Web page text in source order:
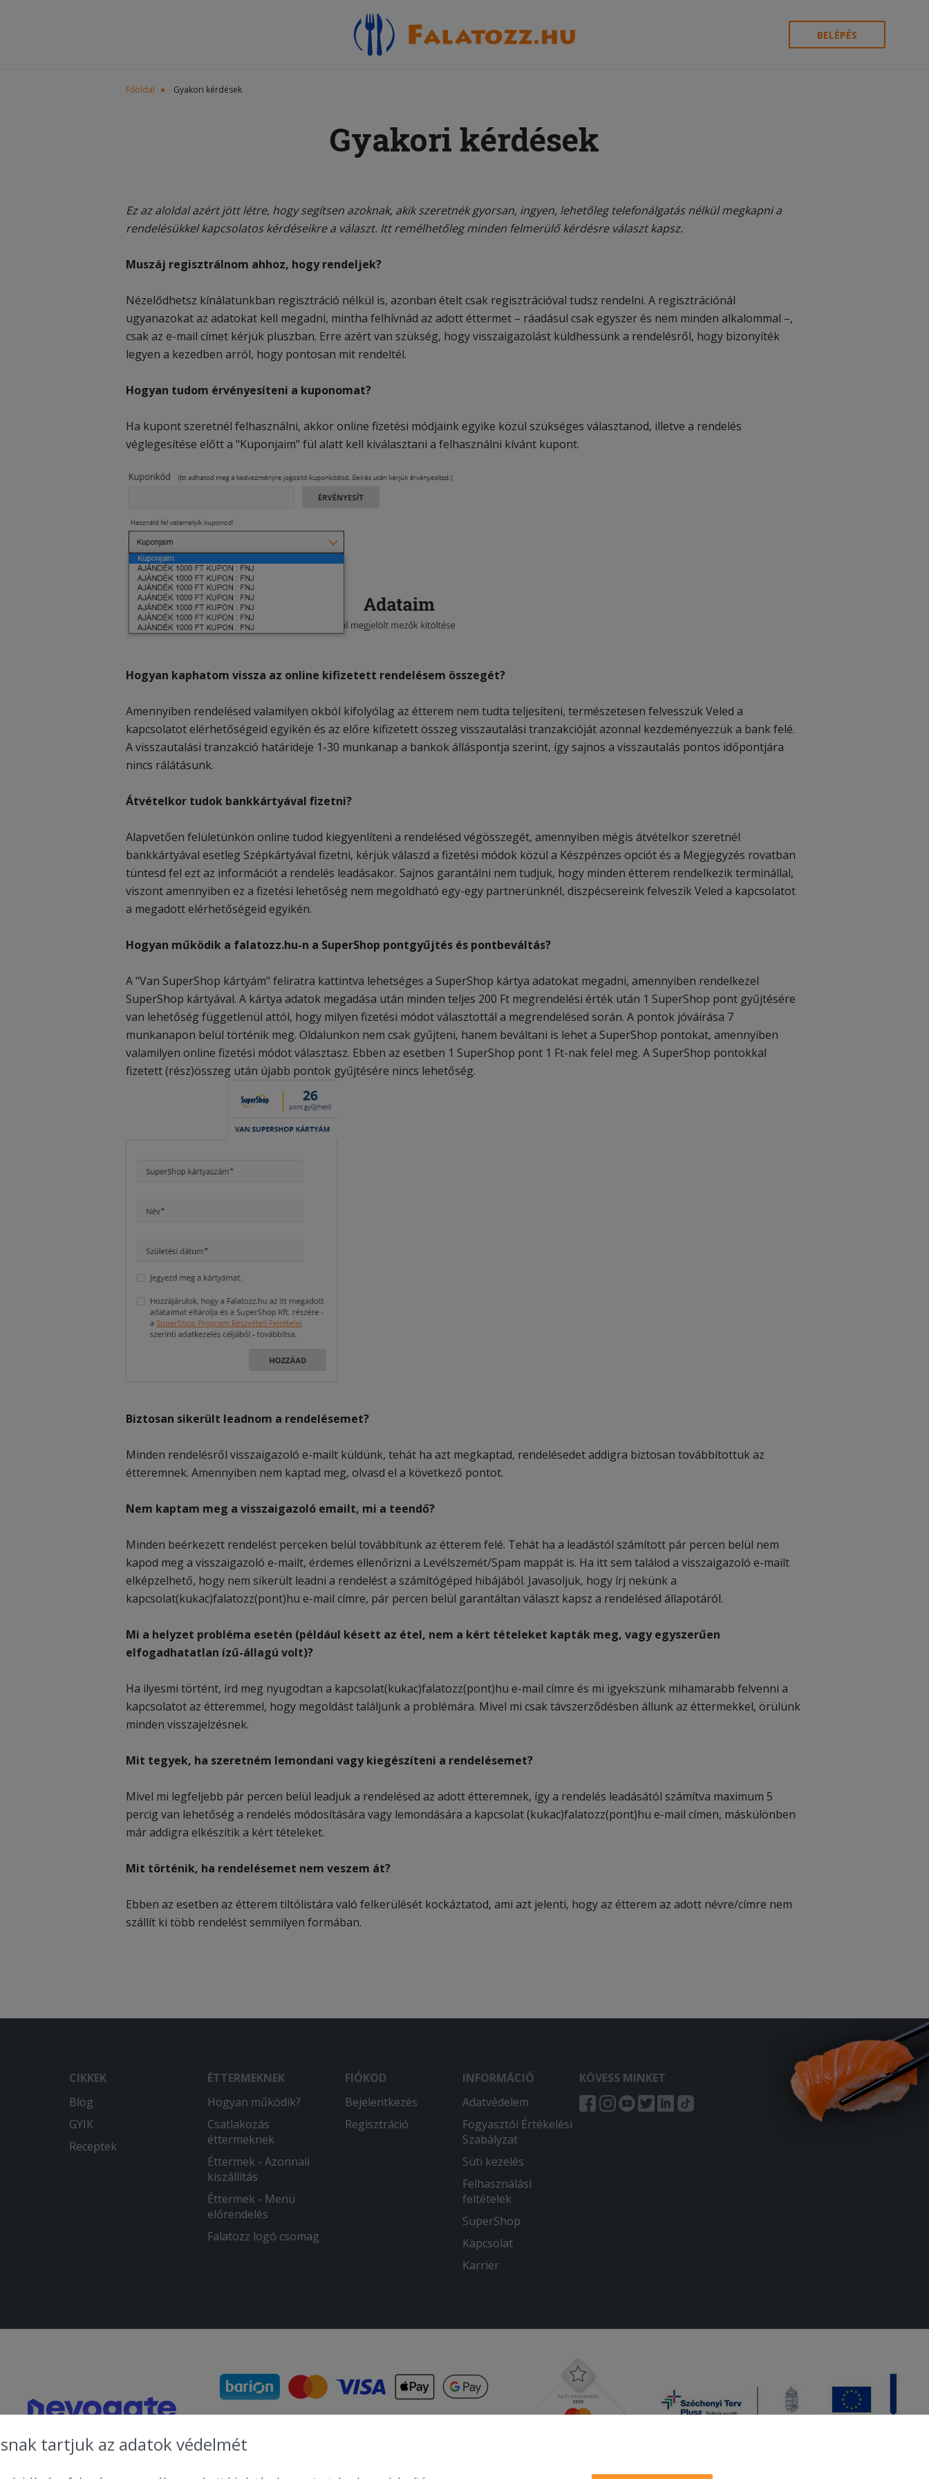
BELÉPÉS
Főoldal Gyakori kérdések
Gyakori kérdések
Ez az aloldal azért jött létre, hogy segítsen azoknak, akik szeretnék gyorsan, ingyen, lehetőleg telefonálgatás nélkül megkapni a
rendelésükkel kapcsolatos kérdéseikre a választ. Itt remélhetőleg minden felmerülő kérdésre választ kapsz.
Muszáj regisztrálnom ahhoz, hogy rendeljek?
Nézelődhetsz kínálatunkban regisztráció nélkül is, azonban ételt csak regisztrációval tudsz rendelni. A regisztrációnál
ugyanazokat az adatokat kell megadni, mintha felhívnád az adott éttermet – ráadásul csak egyszer és nem minden alkalommal –,
csak az e-mail címet kérjük pluszban. Erre azért van szükség, hogy visszaigazolást küldhessünk a rendelésről, hogy bizonyíték
legyen a kezedben arról, hogy pontosan mit rendeltél.
Hogyan tudom érvényesíteni a kuponomat?
Ha kupont szeretnél felhasználni, akkor online fizetési módjaink egyike közül szükséges választanod, illetve a rendelés
véglegesítése előtt a "Kuponjaim" fül alatt kell kiválasztani a felhasználni kívánt kupont.
Hogyan kaphatom vissza az online kifizetett rendelésem összegét?
Amennyiben rendelésed valamilyen okból kifolyólag az étterem nem tudta teljesíteni, természetesen felvesszük Veled a
kapcsolatot elérhetőségeid egyikén és az előre kifizetett összeg visszautalási tranzakcióját azonnal kezdeményezzük a bank felé.
A visszautalási tranzakció határideje 1-30 munkanap a bankok álláspontja szerint, így sajnos a visszautalás pontos időpontjára
nincs rálátásunk.
Átvételkor tudok bankkártyával fizetni?
Alapvetően felületünkön online tudod kiegyenlíteni a rendelésed végösszegét, amennyiben mégis átvételkor szeretnél
bankkártyával esetleg Szépkártyával fizetni, kérjük válaszd a fizetési módok közül a Készpénzes opciót és a Megjegyzés rovatban
tüntesd fel ezt az információt a rendelés leadásakor. Sajnos garantálni nem tudjuk, hogy minden étterem rendelkezik terminállal,
viszont amennyiben ez a fizetési lehetőség nem megoldható egy-egy partnerünknél, diszpécsereink felveszik Veled a kapcsolatot
a megadott elérhetőségeid egyikén.
Hogyan működik a falatozz.hu-n a SuperShop pontgyűjtés és pontbeváltás?
A "Van SuperShop kártyám" feliratra kattintva lehetséges a SuperShop kártya adatokat megadni, amennyiben rendelkezel
SuperShop kártyával. A kártya adatok megadása után minden teljes 200 Ft megrendelési érték után 1 SuperShop pont gyűjtésére
van lehetőség függetlenül attól, hogy milyen fizetési módot választottál a megrendelésed során. A pontok jóváírása 7
munkanapon belül történik meg. Oldalunkon nem csak gyűjteni, hanem beváltani is lehet a SuperShop pontokat, amennyiben
valamilyen online fizetési módot választasz. Ebben az esetben 1 SuperShop pont 1 Ft-nak felel meg. A SuperShop pontokkal
fizetett (rész)összeg után újabb pontok gyűjtésére nincs lehetőség.
Biztosan sikerült leadnom a rendelésemet?
Minden rendelésről visszaigazoló e-mailt küldünk, tehát ha azt megkaptad, rendelésedet addigra biztosan továbbítottuk az
étteremnek. Amennyiben nem kaptad meg, olvasd el a következő pontot.
Nem kaptam meg a visszaigazoló emailt, mi a teendő?
Minden beérkezett rendelést perceken belül továbbítunk az étterem felé. Tehát ha a leadástól számított pár percen belül nem
kapod meg a visszaigazoló e-mailt, érdemes ellenőrizni a Levélszemét/Spam mappát is. Ha itt sem találod a visszaigazoló e-mailt
elképzelhető, hogy nem sikerült leadni a rendelést a számítógéped hibájából. Javasoljuk, hogy írj nekünk a
kapcsolat(kukac)falatozz(pont)hu e-mail címre, pár percen belül garantáltan választ kapsz a rendelésed állapotáról.
Mi a helyzet probléma esetén (például késett az étel, nem a kért tételeket kapták meg, vagy egyszerűen
elfogadhatatlan ízű-állagú volt)?
Ha ilyesmi történt, írd meg nyugodtan a kapcsolat(kukac)falatozz(pont)hu e-mail címre és mi igyekszünk mihamarabb felvenni a
kapcsolatot az étteremmel, hogy megoldást találjunk a problémára. Mivel mi csak távszerződésben állunk az éttermekkel, örülünk
minden visszajelzésnek.
Mit tegyek, ha szeretném lemondani vagy kiegészíteni a rendelésemet?
Mivel mi legfeljebb pár percen belül leadjuk a rendelésed az adott étteremnek, így a rendelés leadásától számítva maximum 5
percig van lehetőség a rendelés módosítására vagy lemondására a kapcsolat (kukac)falatozz(pont)hu e-mail címen, máskülönben
már addigra elkészítik a kért tételeket.
Mit történik, ha rendelésemet nem veszem át?
Ebben az esetben az étterem tiltólistára való felkerülését kockáztatod, ami azt jelenti, hogy az étterem az adott névre/címre nem
szállít ki több rendelést semmilyen formában.
CIKKEK
Blog
GYIK
Receptek
ÉTTERMEKNEK
Hogyan működik?
Csatlakozás
éttermeknek
Éttermek - Azonnali
kiszállítás
Éttermek - Menü
előrendelés
Falatozz logó csomag
FIÓKOD
Bejelentkezés
Regisztráció
INFORMÁCIÓ
Adatvédelem
Fogyasztói Értékelési
Szabályzat
Süti kezelés
Felhasználási
feltételek
SuperShop
Kapcsolat
Karrier
KÖVESS MINKET
tartjuk az adatok védelmét